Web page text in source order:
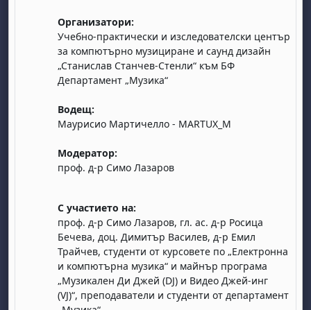
Организатори:
Учебно-практически и изследователски център
за компютърно музициране и саунд дизайн
„Станислав Станчев-Стенли“ към БФ
Департамент „Музика“
Водещ:
Маурисио Мартичелло - MARTUX_M
Модератор:
проф. д-р Симо Лазаров
С участието на:
проф. д-р Симо Лазаров, гл. ас. д-р Росица
Бечева, доц. Димитър Василев, д-р Емил
Трайчев, студенти от курсовете по „Електронна
и компютърна музика“ и майнър програма
„Музикален Ди Джей (DJ) и Видео Джей-инг
(VJ)“, преподаватели и студенти от департамент
samedi 1 août
dimanche 2 août
14 août
samedi 15 août
dimanche 16 août
21 août
samedi 22 août
dimanche 23 août
28 août
samedi 29 août
dimanche 30 août